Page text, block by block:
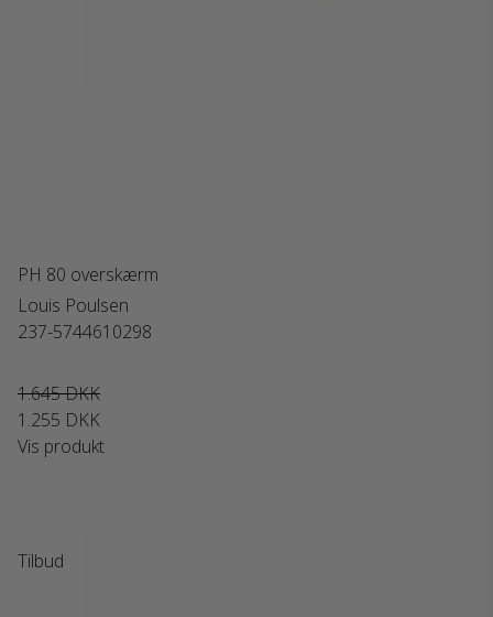
PH 80 overskærm
Louis Poulsen
237-5744610298
1.645 DKK
1.255 DKK
Vis produkt
Tilbud